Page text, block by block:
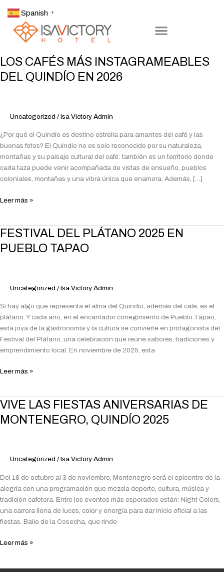
contenido
LOS CAFÉS MÁS INSTAGRAMEABLES
DEL QUINDÍO EN 2026
Uncategorized / Isa Victory Admin
¿Por qué el Quindío es destino estrella para amantes del café y las
buenas fotos? El Quindío no es solo reconocido por su naturaleza,
montañas y su paisaje cultural del café: también es un territorio donde
cada taza puede venir acompañada de vistas de ensueño, pueblos
coloniales, montañas y una vibra única que enamora. Además, […]
LOS
MÁS
QUINDÍO
2026
Leer más »
FESTIVAL DEL PLÁTANO 2025 EN
PUEBLO TAPAO
Uncategorized / Isa Victory Admin
Si hay algo que representa el alma del Quindío, además del café, es el
plátano. Y cada año, en el encantador corregimiento de Pueblo Tapao,
esta joya de la gastronomía y la cultura se convierte en protagonista del
Festival del Plátano, una celebración que reúne sabores, tradiciones y
emprendimiento local. En noviembre de 2025, esta
FESTIVAL
PLÁTANO
PUEBLO
Leer más »
VIVE LAS FIESTAS ANIVERSARIAS DE
MONTENEGRO, QUINDÍO 2025
Uncategorized / Isa Victory Admin
Del 18 de octubre al 3 de noviembre, Montenegro será el epicentro de la
alegría con una programación que mezcla deporte, cultura, música y
tradición cafetera. Entre los eventos más esperados están: Night Colors,
una carrera llena de luces, color y energía para dar inicio oficial a las
fiestas. Baile de la Cosecha, que rinde
VIVE
FIESTAS
MONTENEGRO,
2025
Leer más »
Spanish ▼